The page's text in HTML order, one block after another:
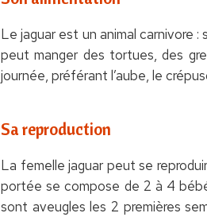
Le jaguar est un animal carnivore
peut manger des tortues, des
journée, préférant l’aube, le
Sa reproduction
La femelle jaguar peut se
portée se compose de 2 à 4
sont aveugles les 2 premières